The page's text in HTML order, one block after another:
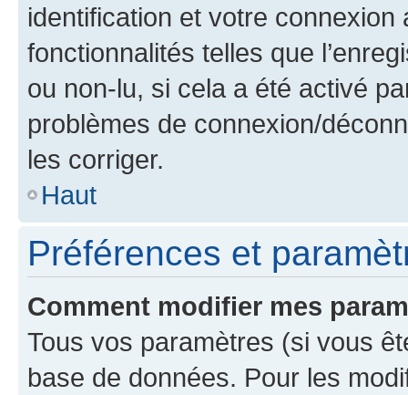
identification et votre
fonctionnalités telles que
ou non-lu, si cela a été activé
problèmes de connexion/
les corriger.
Haut
Préférences et
Comment modifier mes
Tous vos paramètres (si vous
base de données. Pour les